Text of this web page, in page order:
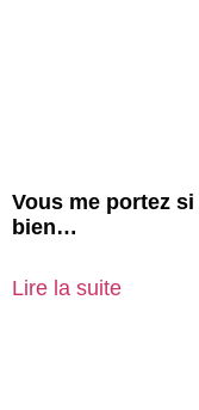
Vous me portez si
bien…
Lire la suite